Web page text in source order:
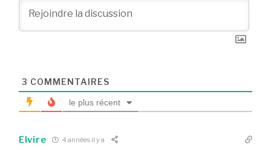
3 COMMENTAIRES
le plus récent
Elvire 4 années il y a